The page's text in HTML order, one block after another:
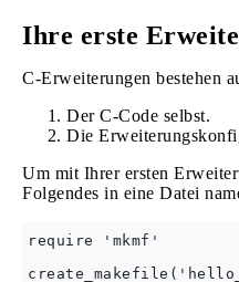
Ihre erste
C-Erweiterungen bestehen
Der C-Code selbst.
Die
Um mit Ihrer ersten
Folgendes in eine Datei
require 'mkmf'